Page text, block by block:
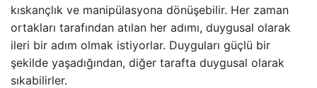
kıskançlık ve manipülasyona dönüşebilir. Her zaman
ortakları tarafından atılan her adımı, duygusal olarak
ileri bir adım olmak istiyorlar. Duyguları güçlü bir
şekilde yaşadığından, diğer tarafta duygusal olarak
sıkabilirler.